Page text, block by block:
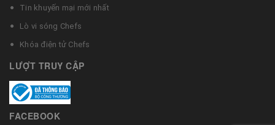
Tin khuyến mại mới nhất
Lò vi sóng Chefs
Khóa điện tử Chefs
LƯỢT TRUY CẬP
FACEBOOK